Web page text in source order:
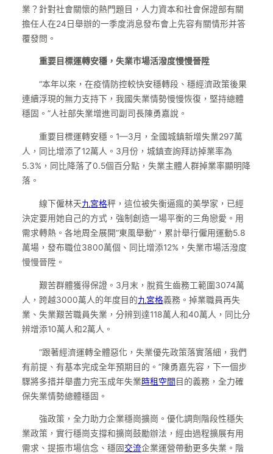
業？針對社會關懷的熱門題目，人力資本和社會保證部有關
擔任人在24日舉辦的一季度消息發布會上先容有關情形并答
覆發問。
重要目標運轉安穩，失業市場活潑度慢慢晉陞
“本年以來，在疫情防控較快安穩轉段、穩經濟政策後果
連續浮現的無力支持下，我國失業情勢慢慢恢復，堅持總體
穩固。”人社部失業增進司副司長陳勇嘉說。
重要目標運轉安穩。1—3月，全國城鎮新增失業297萬
人，同比增添了12萬人。3月份，城鎮查詢拜訪掉業率為
5.3%，同比降落了0.5個百分點，失業主體人群掉業率顯明降
落。
線下僱林天九宮格秤，這位被失衡逼瘋的美學家，已經
決定要用她自己的方式，強制創造一場平衡的三角戀愛。用
需求轉熱。各地周全展開“東風舉動”，累計舉行僱用運動5.8
萬場，發布職位3800萬個、同比增添12%，失業市場活潑度
慢慢晉陞。
艱苦群體獲得保證。3月末，脫貧生齒務工範圍3074萬
人，跨越3000萬人的年度目的九宮格義務。掉業職員再失
業、失業艱苦職員失業，分辨到達118萬人和40萬人，同比分
辨增添10萬人和2萬人。
“跟著經濟運轉全體惡化，失業優先政策落實落細，我們
有前提、有基本完成全年預期目的。”陳勇嘉先容，下一個步
驟將多措并舉盡力完玉成年失業時租空間目的義務，全力確
保失業情勢總體穩固。
強政策，全力助力企業穩崗擴崗。優化調劑階段性穩失
業政策，實行穩崗支撐和擴崗鼓勵辦法，經由過程擴展有用
需求、提振市場信念、穩固交流企業運營帶動更多失業。階